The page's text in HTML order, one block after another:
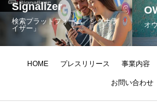
Signalizer
検索プラットフォーム「シグナラ
イザー」
オ
HOME プレスリリース 事業内容
お問い合わせ